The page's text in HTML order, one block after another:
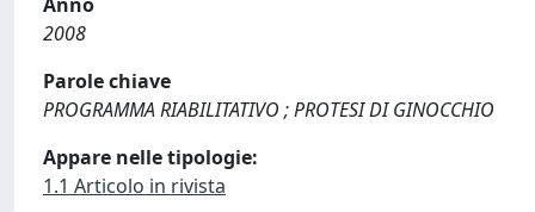
2008
Parole chiave
PROGRAMMA RIABILITATIVO ; PROTESI DI GINOCCHIO
Appare nelle tipologie:
1.1 Articolo in rivista